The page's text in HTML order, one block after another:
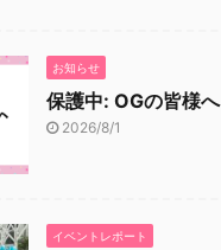
お知らせ
保護中: OGの皆様へ
2026/8/1
イベントレポート